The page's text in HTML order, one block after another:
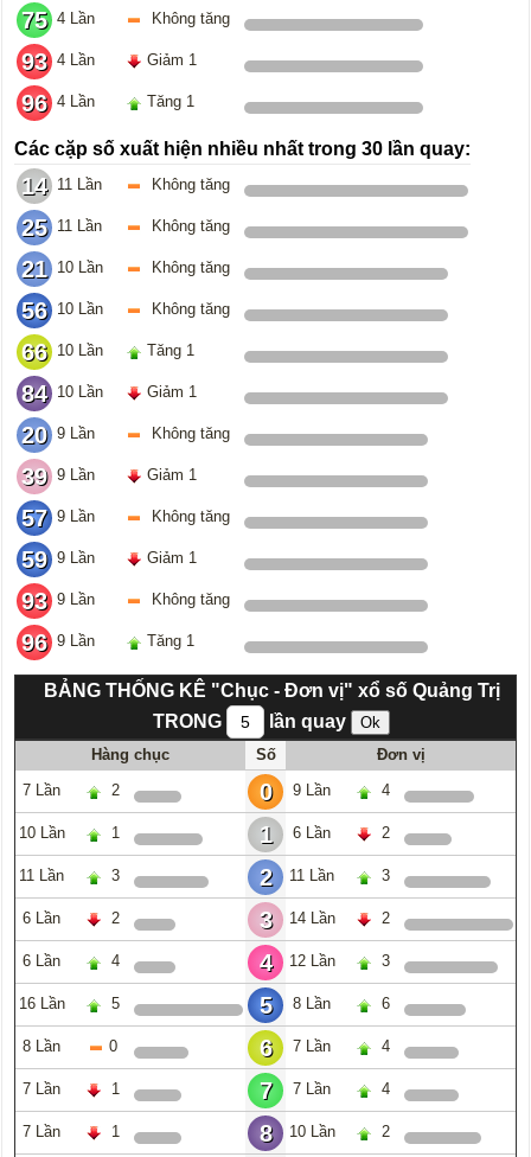
75 4 Lần Không tăng
93 4 Lần Giảm 1
96 4 Lần Tăng 1
Các cặp số xuất hiện nhiều nhất trong 30 lần quay:
14 11 Lần Không tăng
25 11 Lần Không tăng
21 10 Lần Không tăng
56 10 Lần Không tăng
66 10 Lần Tăng 1
84 10 Lần Giảm 1
20 9 Lần Không tăng
39 9 Lần Giảm 1
57 9 Lần Không tăng
59 9 Lần Giảm 1
93 9 Lần Không tăng
96 9 Lần Tăng 1
BẢNG THỐNG KÊ "Chục - Đơn vị" xổ số Quảng Trị
TRONG
lần quay
Hàng chục Số
Đơn vị
7 Lần
2 0 9 Lần 4
10 Lần 1 1 6 Lần 2
11 Lần 3 2 11 Lần 3
6 Lần 2 3 14 Lần 2
6 Lần 4 4 12 Lần 3
16 Lần 5 5 8 Lần 6
8 Lần 0 6 7 Lần 4
7 Lần 1 7 7 Lần 4
7 Lần 1 8 10 Lần 2